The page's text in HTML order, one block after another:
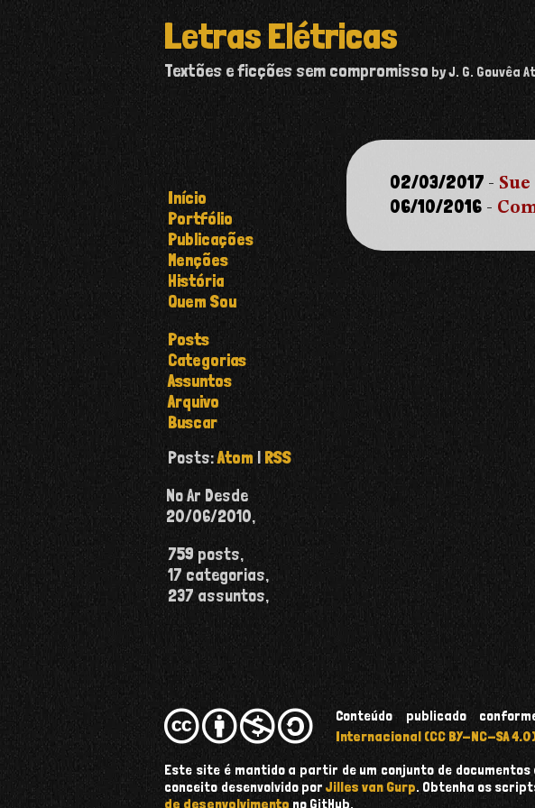
Letras Elétricas
Textões e ficções sem compromisso by J. G. Gouvêa
Início
Portfólio
Publicações
Menções
História
Quem Sou
Posts
Categorias
Assuntos
Arquivo
Buscar
Posts:Atom |RSS
No Ar Desde
20/06/2010,
759 posts,
17 categorias,
237 assuntos,
02/03/2017 -
06/10/2016 -
Conteúdo publicado
Internacional (CC BY-NC-SA
Este site é mantido a partir de um conjunto de documentos
conceito desenvolvido por Jilles van Gurp. Obtenha os
de desenvolvimentono GitHub.